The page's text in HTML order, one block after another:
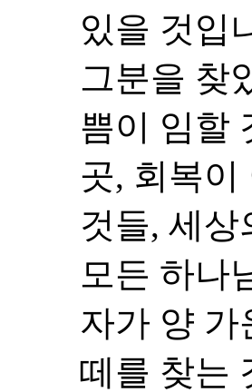
있을 것입
그분을 찾
쁨이 임할
곳, 회복이
것들, 세
모든 하나
자가 양 가
떼를 찾는